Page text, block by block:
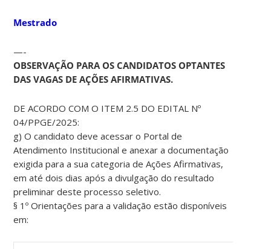
Mestrado
—-
OBSERVAÇÃO PARA OS CANDIDATOS OPTANTES
DAS VAGAS DE AÇÕES AFIRMATIVAS.
DE ACORDO COM O ITEM 2.5 DO EDITAL Nº
04/PPGE/2025:
g) O candidato deve acessar o Portal de
Atendimento Institucional e anexar a documentação
exigida para a sua categoria de Ações Afirmativas,
em até dois dias após a divulgação do resultado
preliminar deste processo seletivo.
§ 1º Orientações para a validação estão disponíveis
em: